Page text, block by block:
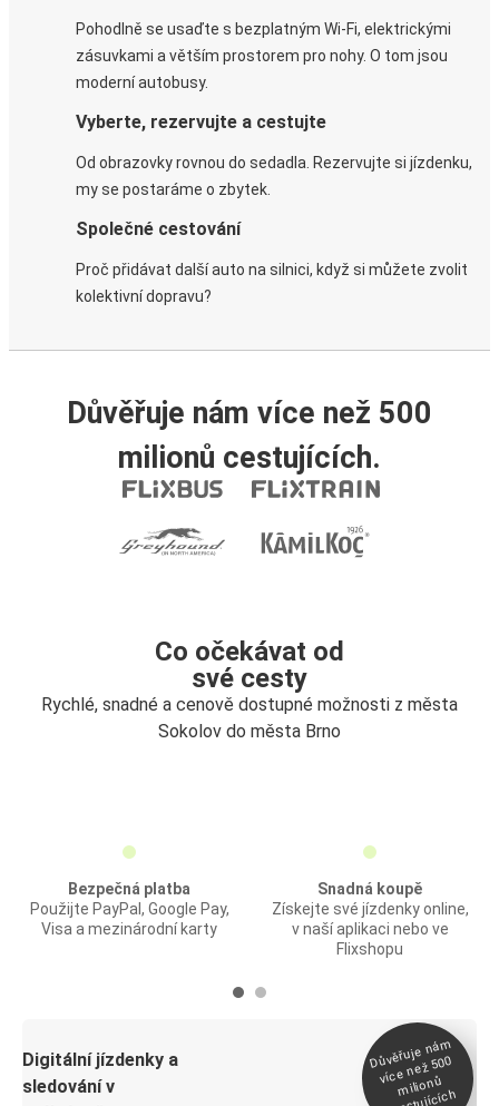
Pohodlně se usaďte s bezplatným Wi-Fi, elektrickými
zásuvkami a větším prostorem pro nohy. O tom jsou
moderní autobusy.
Vyberte, rezervujte a cestujte
Od obrazovky rovnou do sedadla. Rezervujte si jízdenku,
my se postaráme o zbytek.
Společné cestování
Proč přidávat další auto na silnici, když si můžete zvolit
kolektivní dopravu?
Důvěřuje nám více než 500
milionů cestujících.
Co očekávat od
své cesty
Rychlé, snadné a cenově dostupné možnosti z města
Sokolov do města Brno
Bezpečná platba
Použijte PayPal, Google Pay,
Visa a mezinárodní karty
Snadná koupě
Získejte své jízdenky online,
v naší aplikaci nebo ve
Flixshopu
Digitální jízdenky a
sledování v
Důvěřuje ná
m
více než 500
milionů